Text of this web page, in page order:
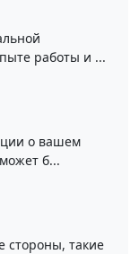
работы и ...
о вашем
б...
стороны, такие